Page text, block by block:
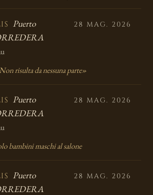
Puerto
28 MAG. 2026
risulta da nessuna parte»
Puerto
28 MAG. 2026
bambini maschi al salone
Puerto
28 MAG. 2026